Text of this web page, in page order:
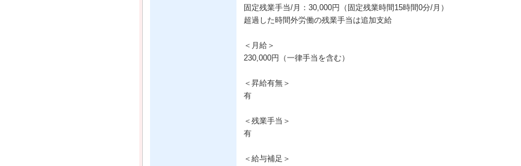
固定残業手当/月：30,000円（固定残業時間15時間0分/月）
超過した時間外労働の残業手当は追加支給
＜月給＞
230,000円（一律手当を含む）
＜昇給有無＞
有
＜残業手当＞
有
＜給与補足＞